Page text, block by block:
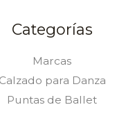
Categorías
Marcas
Calzado para Danza
Puntas de Ballet